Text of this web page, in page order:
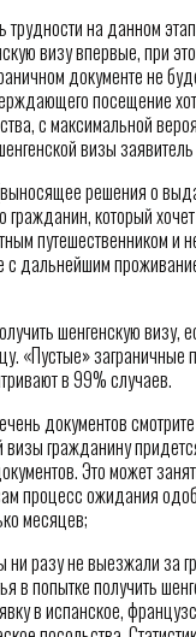
трудности на данном
визу впервые, при
документе не
посещение
с максимальной
визы заявитель
решения о
который
путешественником и
с дальнейшим
шенгенскую визу,
«Пустые» заграничные
в 99% случаев.
документов
гражданину
Это может
процесс ожидания
месяцев;
разу не выезжали за
в попытке получить
в испанское,